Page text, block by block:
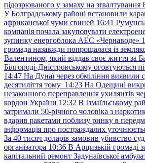
підозрюваного у замаху на зґвалтування
У Болградському районі встановили
африканської чуми свиней 16:41
компанія почала закуповувати
зупинку енергоблока АЕС «Чернаводе»
громада назавжди попрощалася із
Валентином, який віддав своє життя за
Білгороді-Дністровському оговтуються
14:47 На Дунаї через обміління виявили
десятиліття тому 14:23 На Одещині
незаконного переправлення ухилянтів
кордон України 12:32 В Ізмаїльському
затримали 50-річного чоловіка з
вдарив ракетами поблизу ринку в
інформація про постраждалих
За 40 тисяч доларів замовив убивство
організатора 10:36 В Арцизькій громаді
капітальний ремонт Задунаївської